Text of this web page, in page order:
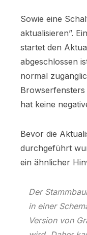
Sowie eine
aktualisieren”.
startet den
abgeschlossen
normal
hat keine
Bevor die
durchgeführt
ein ähnlicher
Der
in einer
Version von